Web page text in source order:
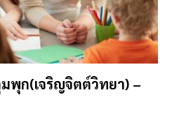
พุก(เจริญจิตต์วิทยา) –